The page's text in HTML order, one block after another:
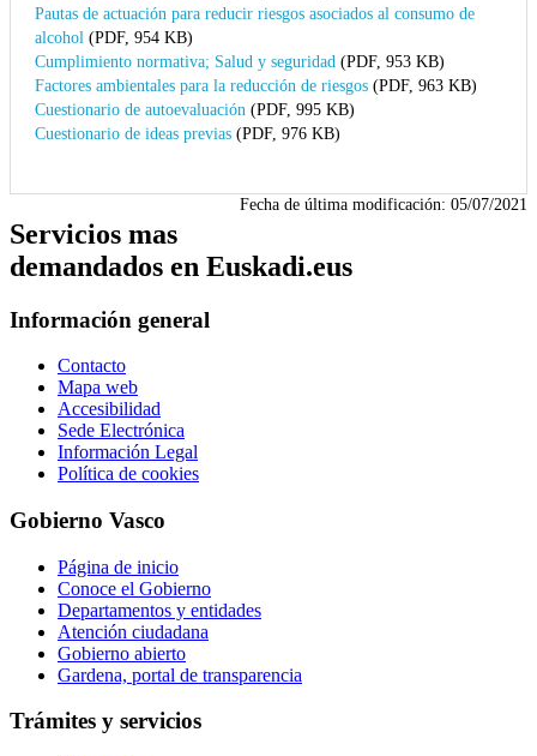
Pautas de actuación para reducir riesgos asociados al consumo de
alcohol (PDF, 954 KB)
Cumplimiento normativa; Salud y seguridad (PDF, 953 KB)
Factores ambientales para la reducción de riesgos (PDF, 963 KB)
Cuestionario de autoevaluación (PDF, 995 KB)
Cuestionario de ideas previas (PDF, 976 KB)
Fecha de última modificación: 05/07/2021
Servicios mas
demandados en Euskadi.eus
Información general
Contacto
Mapa web
Accesibilidad
Sede Electrónica
Información Legal
Política de cookies
Gobierno Vasco
Página de inicio
Conoce el Gobierno
Departamentos y entidades
Atención ciudadana
Gobierno abierto
Gardena, portal de transparencia
Trámites y servicios